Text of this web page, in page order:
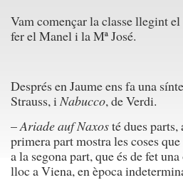
Vam començar la classe llegint
fer el Manel i la Mª José.
Després en Jaume ens fa una
Strauss, i Nabucco, de Verdi.
–Ariade auf Naxosté dues parts,
primera part mostra les coses
a la segona part, que és de fet
lloc a Viena, en època